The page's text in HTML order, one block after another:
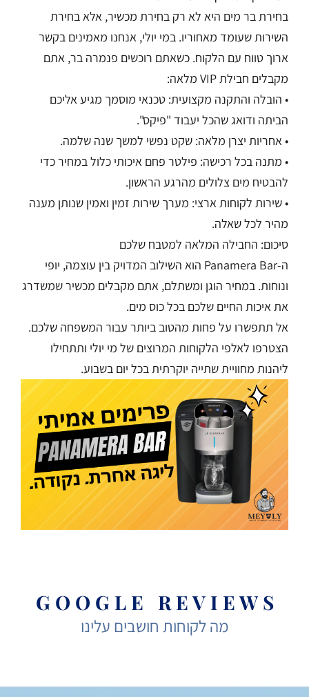
בחירת בר מים היא לא רק בחירת מכשיר, אלא בחירת
השירות שעומד מאחוריו. במי יולי, אנחנו מאמינים בקשר
ארוך טווח עם הלקוח. כשאתם רוכשים פנמרה בר, אתם
מקבלים חבילת VIP מלאה:
• הובלה והתקנה מקצועית: טכנאי מוסמך מגיע אליכם
הביתה ודואג שהכל יעבוד "פיקס".
• אחריות יצרן מלאה: שקט נפשי למשך שנה שלמה.
• מתנה בכל רכישה: פילטר פחם איכותי כלול במחיר כדי
להבטיח מים צלולים מהרגע הראשון.
• שירות לקוחות ארצי: מערך שירות זמין ואמין שנותן מענה
מהיר לכל שאלה.
סיכום: החבילה המלאה למטבח שלכם
ה-Panamera Bar הוא השילוב המדויק בין עוצמה, יופי
ונוחות. במחיר הוגן ומשתלם, אתם מקבלים מכשיר שמשדרג
את איכות החיים שלכם בכל כוס מים.
אל תתפשרו על פחות מהטוב ביותר עבור המשפחה שלכם.
הצטרפו לאלפי הלקוחות המרוצים של מי יולי ותתחילו
ליהנות מחוויית שתייה יוקרתית בכל יום בשבוע.
G O O G L E R E V I E W S
מה לקוחות חושבים עלינו